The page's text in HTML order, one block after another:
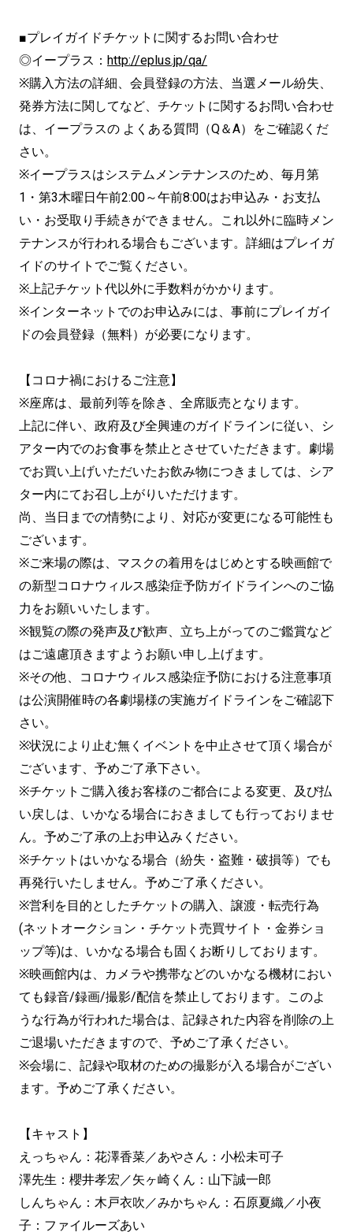
■プレイガイドチケットに関するお問い合わせ
◎イープラス： http://eplus.jp/qa/
※購入方法の詳細、会員登録の方法、当選メール紛失、
発券方法に関してなど、チケットに関するお問い合わせ
は、イープラスの よくある質問（Q＆A）をご確認くだ
さい。
※イープラスはシステムメンテナンスのため、毎月第
1・第3木曜日午前2:00～午前8:00はお申込み・お支払
い・お受取り手続きができません。これ以外に臨時メン
テナンスが行われる場合もございます。詳細はプレイガ
イドのサイトでご覧ください。
※上記チケット代以外に手数料がかかります。
※インターネットでのお申込みには、事前にプレイガイ
ドの会員登録（無料）が必要になります。
【コロナ禍におけるご注意】
※座席は、最前列等を除き、全席販売となります。
上記に伴い、政府及び全興連のガイドラインに従い、シ
アター内でのお食事を禁止とさせていただきます。劇場
でお買い上げいただいたお飲み物につきましては、シア
ター内にてお召し上がりいただけます。
尚、当日までの情勢により、対応が変更になる可能性も
ございます。
※ご来場の際は、マスクの着用をはじめとする映画館で
の新型コロナウィルス感染症予防ガイドラインへのご協
力をお願いいたします。
※観覧の際の発声及び歓声、立ち上がってのご鑑賞など
はご遠慮頂きますようお願い申し上げます。
※その他、コロナウィルス感染症予防における注意事項
は公演開催時の各劇場様の実施ガイドラインをご確認下
さい。
※状況により止む無くイベントを中止させて頂く場合が
ございます、予めご了承下さい。
※チケットご購入後お客様のご都合による変更、及び払
い戻しは、いかなる場合におきましても行っておりませ
ん。予めご了承の上お申込みください。
※チケットはいかなる場合（紛失・盗難・破損等）でも
再発行いたしません。予めご了承ください。
※営利を目的としたチケットの購入、譲渡・転売行為
(ネットオークション・チケット売買サイト・金券ショ
ップ等)は、いかなる場合も固くお断りしております。
※映画館内は、カメラや携帯などのいかなる機材におい
ても録音/録画/撮影/配信を禁止しております。このよ
うな行為が行われた場合は、記録された内容を削除の上
ご退場いただきますので、予めご了承ください。
※会場に、記録や取材のための撮影が入る場合がござい
ます。予めご了承ください。
【キャスト】
えっちゃん：花澤香菜／あやさん：小松未可子
澤先生：櫻井孝宏／矢ヶ崎くん：山下誠一郎
しんちゃん：木戸衣吹／みかちゃん：石原夏織／小夜
子：ファイルーズあい